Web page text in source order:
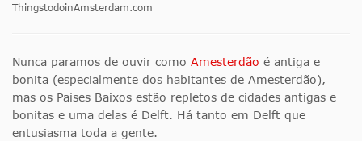
ThingstodoinAmsterdam.com
Nunca paramos de ouvir como Amesterdão é antiga e
bonita (especialmente dos habitantes de Amesterdão),
mas os Países Baixos estão repletos de cidades antigas e
bonitas e uma delas é Delft. Há tanto em Delft que
entusiasma toda a gente.